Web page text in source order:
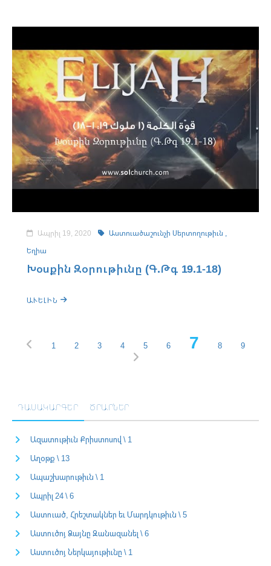
Ապրիլ 19, 2020
Աստուածաշունչի Սերտողութիւն ,
Եղիա
Խօսքին Զօրութիւնը (Գ.Թգ 19.1-18)
ԱՒԵԼԻՆ
1 2 3 4 5 6 7 8 9
ԴԱՍԱԿԱՐԳԵՐ ԾՐԱՐՆԵՐ
Ազատութիւն Քրիստոսով \ 1
Աղօթք \ 13
Ապաշխարութիւն \ 1
Ապրիլ 24 \ 6
Աստուած, Հրեշտակներ եւ Մարդկութիւն \ 5
Աստուծոյ Ձայնը Զանազանել \ 6
Աստուծոյ Ներկայութիւնը \ 1